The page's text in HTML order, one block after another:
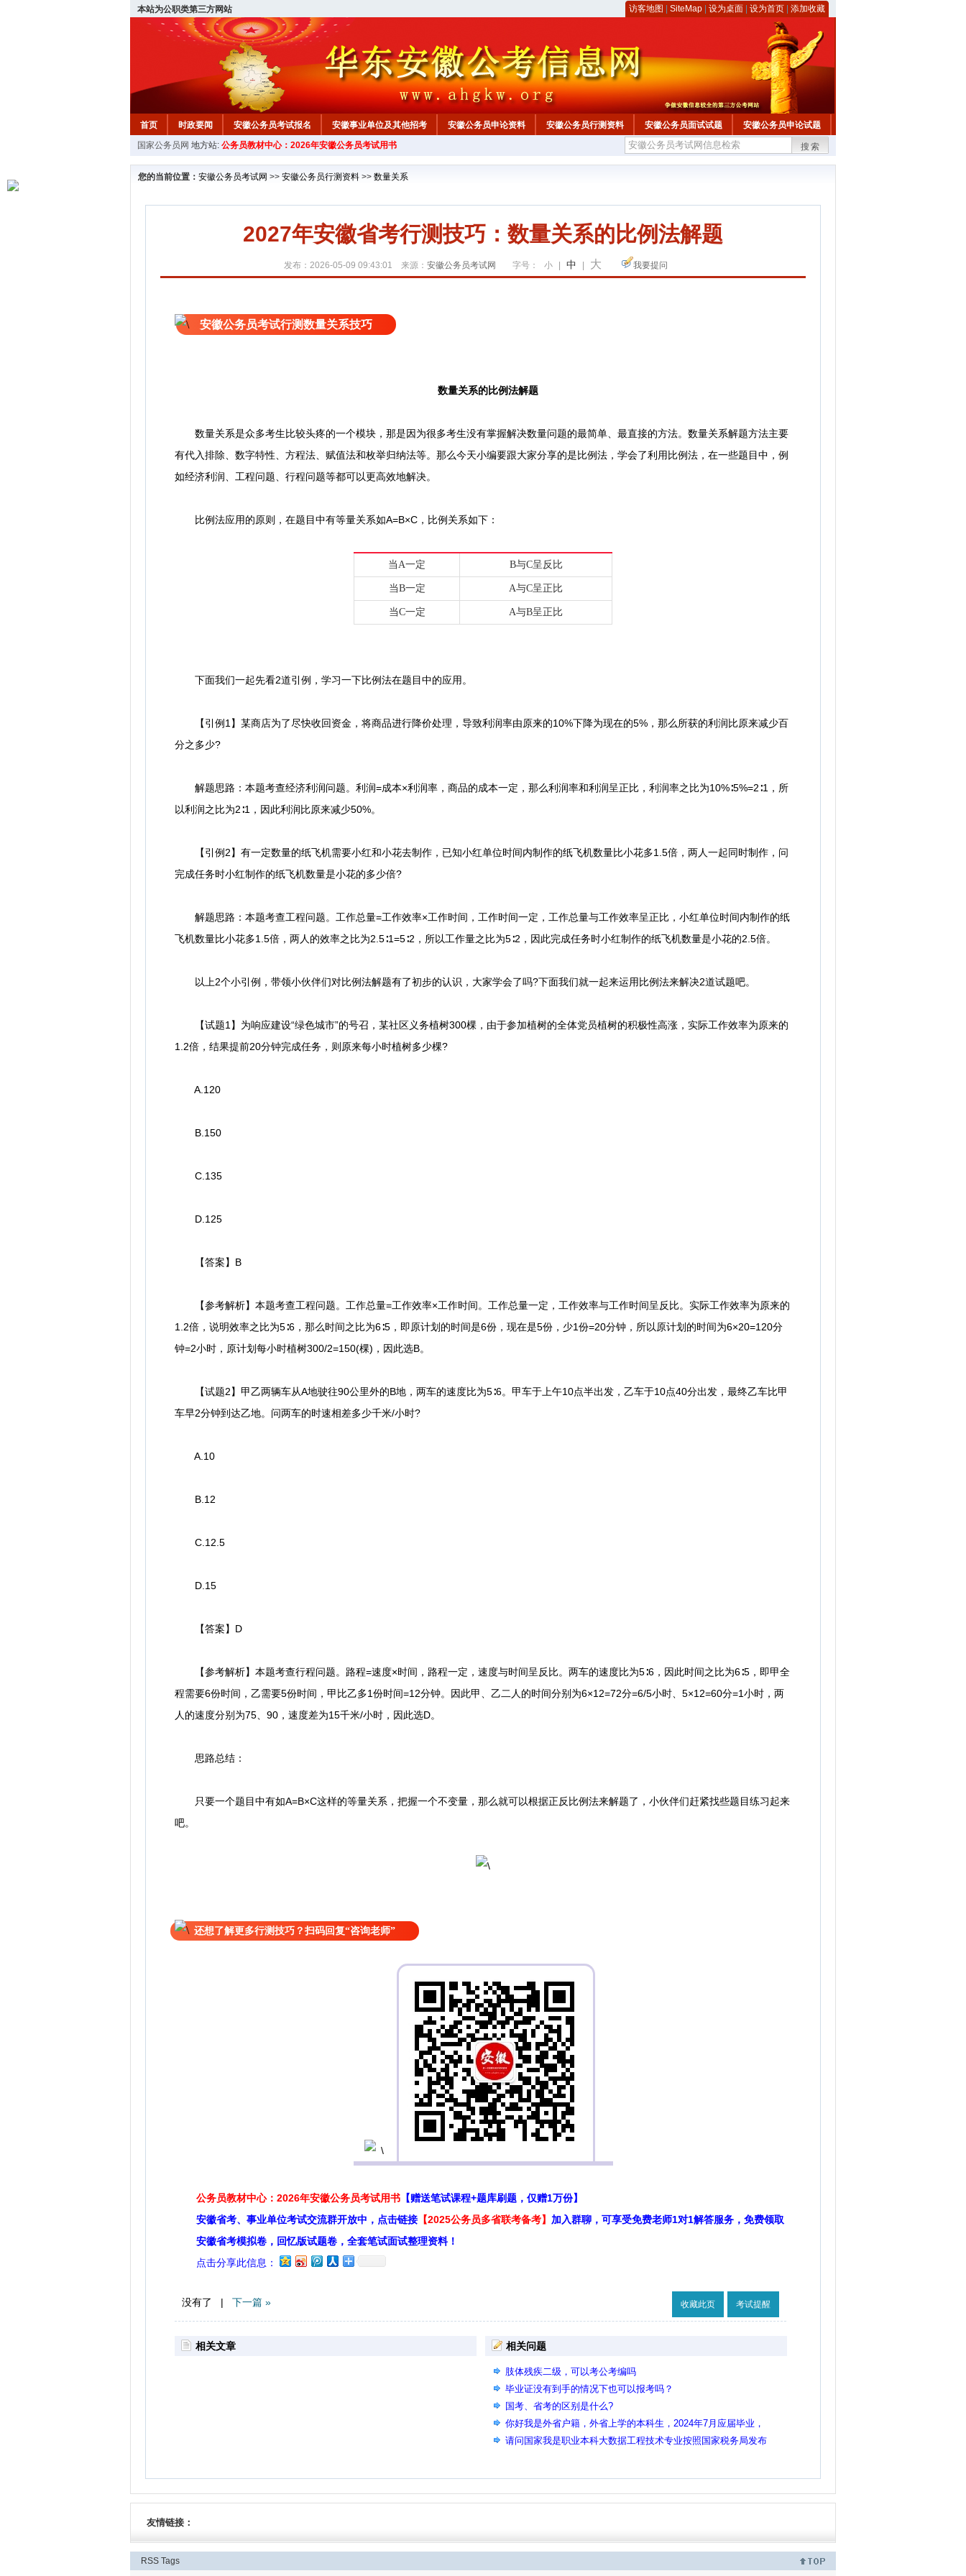
本站为公职类第三方网站 访客地图 SiteMap 设为桌面 设为首页 添加收藏
首页 时政要闻 安徽公务员考试报名 安徽事业单位及其他招考 安徽公务员申论资料 安徽公务员行测资料 安徽公务员面试试题 安徽公务员申论试题
安徽公务员行测试题 在线咨询 教材中心
国家公务员网 地方站: 公务员教材中心：2026年安徽公务员考试用书 搜索
您的当前位置： 安徽公务员考试网 >> 安徽公务员行测资料 >> 数量关系
2027年安徽省考行测技巧：数量关系的比例法解题
发布：2026-05-09 09:43:01 来源： 安徽公务员考试网 字号： 小 中 大 我要提问
安徽公务员考试行测数量关系技巧
数量关系的比例法解题
数量关系是众多考生比较头疼的一个模块，那是因为很多考生没有掌握解决数量问题的最简单、最直接的方法。数量关系解题方法主要
有代入排除、数字特性、方程法、赋值法和枚举归纳法等。那么今天小编要跟大家分享的是比例法，学会了利用比例法，在一些题目中，例
如经济利润、工程问题、行程问题等都可以更高效地解决。
比例法应用的原则，在题目中有等量关系如A=B×C，比例关系如下：
当A一定 B与C呈反比
当B一定 A与C呈正比
当C一定 A与B呈正比
下面我们一起先看2道引例，学习一下比例法在题目中的应用。
【引例1】某商店为了尽快收回资金，将商品进行降价处理，导致利润率由原来的10%下降为现在的5%，那么所获的利润比原来减少百
分之多少?
解题思路：本题考查经济利润问题。利润=成本×利润率，商品的成本一定，那么利润率和利润呈正比，利润率之比为10%∶5%=2∶1，所
以利润之比为2∶1，因此利润比原来减少50%。
【引例2】有一定数量的纸飞机需要小红和小花去制作，已知小红单位时间内制作的纸飞机数量比小花多1.5倍，两人一起同时制作，问
完成任务时小红制作的纸飞机数量是小花的多少倍?
解题思路：本题考查工程问题。工作总量=工作效率×工作时间，工作时间一定，工作总量与工作效率呈正比，小红单位时间内制作的纸
飞机数量比小花多1.5倍，两人的效率之比为2.5∶1=5∶2，所以工作量之比为5∶2，因此完成任务时小红制作的纸飞机数量是小花的2.5倍。
以上2个小引例，带领小伙伴们对比例法解题有了初步的认识，大家学会了吗?下面我们就一起来运用比例法来解决2道试题吧。
【试题1】为响应建设“绿色城市”的号召，某社区义务植树300棵，由于参加植树的全体党员植树的积极性高涨，实际工作效率为原来的
1.2倍，结果提前20分钟完成任务，则原来每小时植树多少棵?
A.120
B.150
C.135
D.125
【答案】B
【参考解析】本题考查工程问题。工作总量=工作效率×工作时间。工作总量一定，工作效率与工作时间呈反比。实际工作效率为原来的
1.2倍，说明效率之比为5∶6，那么时间之比为6∶5，即原计划的时间是6份，现在是5份，少1份=20分钟，所以原计划的时间为6×20=120分
钟=2小时，原计划每小时植树300/2=150(棵)，因此选B。
【试题2】甲乙两辆车从A地驶往90公里外的B地，两车的速度比为5∶6。甲车于上午10点半出发，乙车于10点40分出发，最终乙车比甲
车早2分钟到达乙地。问两车的时速相差多少千米/小时?
A.10
B.12
C.12.5
D.15
【答案】D
【参考解析】本题考查行程问题。路程=速度×时间，路程一定，速度与时间呈反比。两车的速度比为5∶6，因此时间之比为6∶5，即甲全
程需要6份时间，乙需要5份时间，甲比乙多1份时间=12分钟。因此甲、乙二人的时间分别为6×12=72分=6/5小时、5×12=60分=1小时，两
人的速度分别为75、90，速度差为15千米/小时，因此选D。
思路总结：
只要一个题目中有如A=B×C这样的等量关系，把握一个不变量，那么就可以根据正反比例法来解题了，小伙伴们赶紧找些题目练习起来
吧。
还想了解更多行测技巧？扫码回复“咨询老师”
公务员教材中心：2026年安徽公务员考试用书 【赠送笔试课程+题库刷题，仅赠1万份】
安徽省考、事业单位考试交流群开放中，点击链接 【2025公务员多省联考备考】 加入群聊，可享受免费老师1对1解答服务，免费领取
安徽省考模拟卷，回忆版试题卷，全套笔试面试整理资料！
点击分享此信息：
没有了 | 下一篇 » 收藏此页 考试提醒
相关文章 相关问题
肢体残疾二级，可以考公考编吗
毕业证没有到手的情况下也可以报考吗？
国考、省考的区别是什么?
你好我是外省户籍，外省上学的本科生，2024年7月应届毕业，
能参加2026年上半年的省考么？
请问国家我是职业本科大数据工程技术专业按照国家税务局发布
友情链接：
RSS Tags